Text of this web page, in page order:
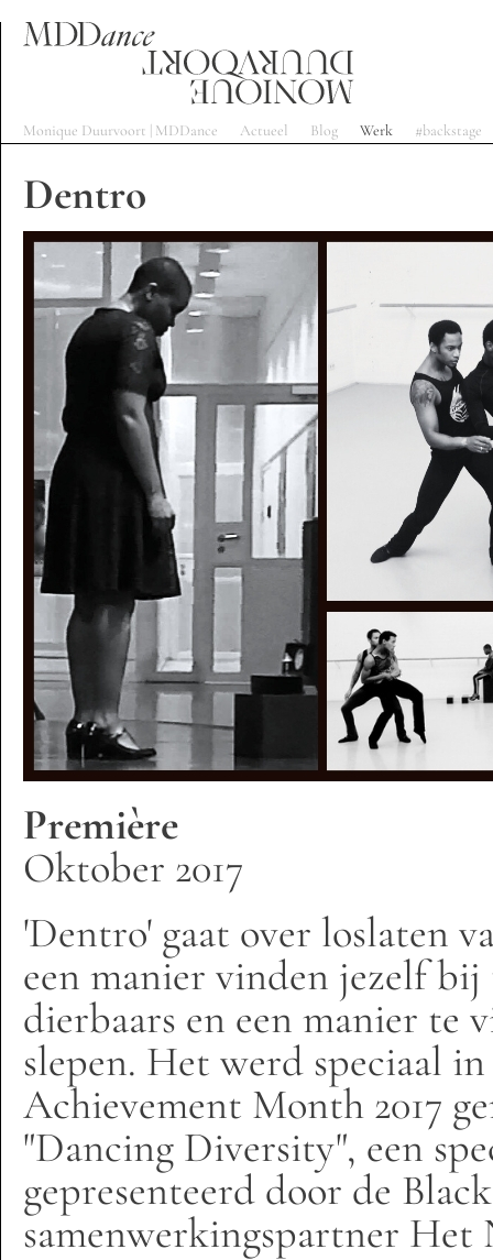
Monique Duurvoort | MDDance Actueel Blog Werk #backstage
Dentro
Première
Oktober 2017
'Dentro' gaat over loslaten
een manier vinden jezelf
dierbaars en een manier te
slepen. Het werd speciaal
Achievement Month 2017
"Dancing Diversity", een
gepresenteerd door de
samenwerkingspartner Het